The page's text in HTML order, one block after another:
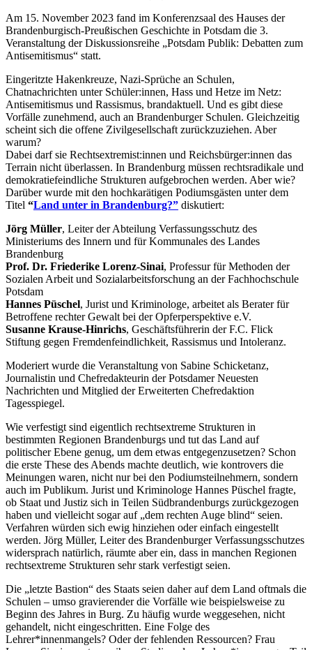
Am 15. November 2023 fand im Konferenzsaal des Hauses der
Brandenburgisch-Preußischen Geschichte in Potsdam die 3.
Veranstaltung der Diskussionsreihe „Potsdam Publik: Debatten zum
Antisemitismus“ statt.
Eingeritzte Hakenkreuze, Nazi-Sprüche an Schulen,
Chatnachrichten unter Schüler:innen, Hass und Hetze im Netz:
Antisemitismus und Rassismus, brandaktuell. Und es gibt diese
Vorfälle zunehmend, auch an Brandenburger Schulen. Gleichzeitig
scheint sich die offene Zivilgesellschaft zurückzuziehen. Aber
warum?
Dabei darf sie Rechtsextremist:innen und Reichsbürger:innen das
Terrain nicht überlassen. In Brandenburg müssen rechtsradikale und
demokratiefeindliche Strukturen aufgebrochen werden. Aber wie?
Darüber wurde mit den hochkarätigen Podiumsgästen unter dem
Titel “Land unter in Brandenburg?” diskutiert:
Jörg Müller, Leiter der Abteilung Verfassungsschutz des
Ministeriums des Innern und für Kommunales des Landes
Brandenburg
Prof. Dr. Friederike Lorenz-Sinai, Professur für Methoden der
Sozialen Arbeit und Sozialarbeitsforschung an der Fachhochschule
Potsdam
Hannes Püschel, Jurist und Kriminologe, arbeitet als Berater für
Betroffene rechter Gewalt bei der Opferperspektive e.V.
Susanne Krause-Hinrichs, Geschäftsführerin der F.C. Flick
Stiftung gegen Fremdenfeindlichkeit, Rassismus und Intoleranz.
Moderiert wurde die Veranstaltung von Sabine Schicketanz,
Journalistin und Chefredakteurin der Potsdamer Neuesten
Nachrichten und Mitglied der Erweiterten Chefredaktion
Tagesspiegel.
Wie verfestigt sind eigentlich rechtsextreme Strukturen in
bestimmten Regionen Brandenburgs und tut das Land auf
politischer Ebene genug, um dem etwas entgegenzusetzen? Schon
die erste These des Abends machte deutlich, wie kontrovers die
Meinungen waren, nicht nur bei den Podiumsteilnehmern, sondern
auch im Publikum. Jurist und Kriminologe Hannes Püschel fragte,
ob Staat und Justiz sich in Teilen Südbrandenburgs zurückgezogen
haben und vielleicht sogar auf „dem rechten Auge blind“ seien.
Verfahren würden sich ewig hinziehen oder einfach eingestellt
werden. Jörg Müller, Leiter des Brandenburger Verfassungsschutzes
widersprach natürlich, räumte aber ein, dass in manchen Regionen
rechtsextreme Strukturen sehr stark verfestigt seien.
Die „letzte Bastion“ des Staats seien daher auf dem Land oftmals die
Schulen – umso gravierender die Vorfälle wie beispielsweise zu
Beginn des Jahres in Burg. Zu häufig wurde weggesehen, nicht
gehandelt, nicht eingeschritten. Eine Folge des
Lehrer*innenmangels? Oder der fehlenden Ressourcen? Frau